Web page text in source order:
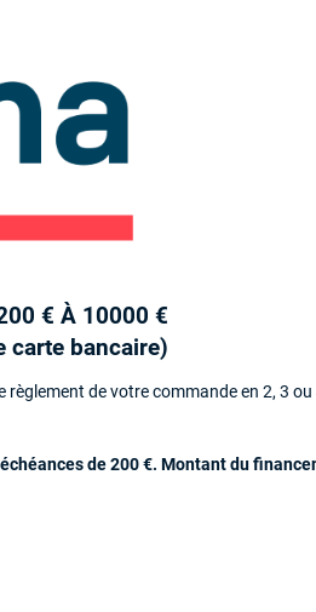
€ À 10000 €
carte bancaire)
de votre commande en 2, 3
échéances de 200 €. Montant du